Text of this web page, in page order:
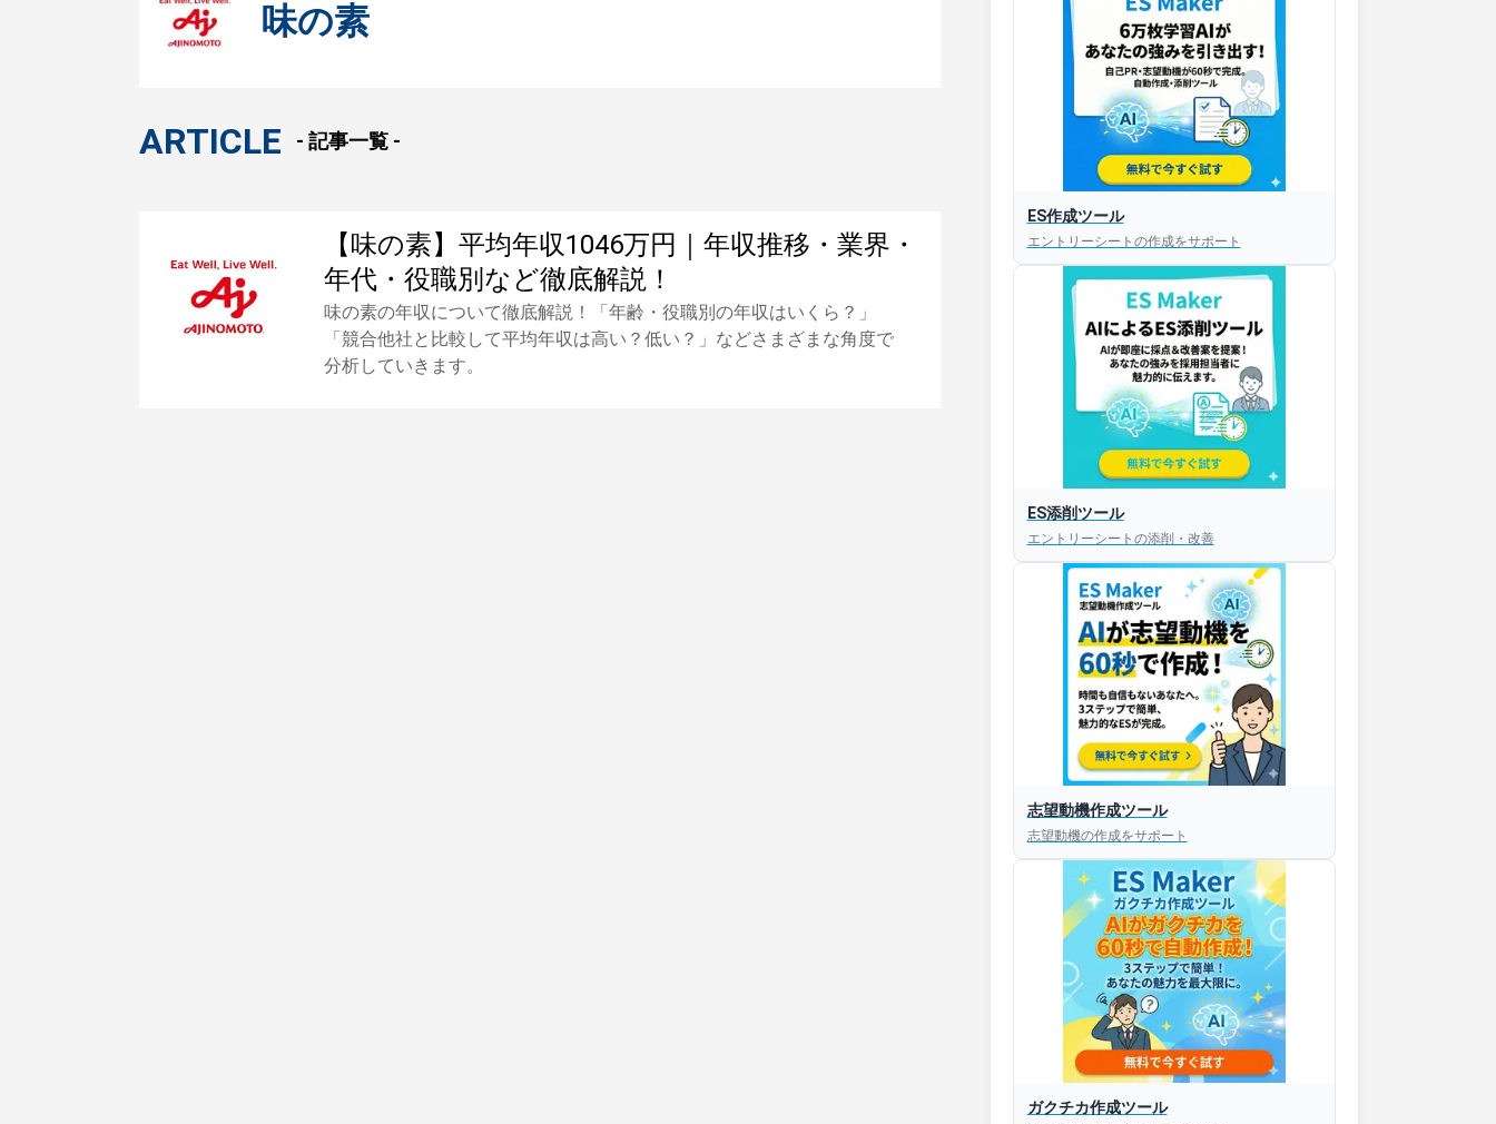
味の素
ARTICLE - 記事一覧 -
【味の素】平均年収1046万円｜年収推移・業界・
年代・役職別など徹底解説！
味の素の年収について徹底解説！「年齢・役職別の年収はいくら？」
「競合他社と比較して平均年収は高い？低い？」などさまざまな角度で
分析していきます。
ES作成ツール
エントリーシートの作成をサポート
ES添削ツール
エントリーシートの添削・改善
志望動機作成ツール
志望動機の作成をサポート
ガクチカ作成ツール